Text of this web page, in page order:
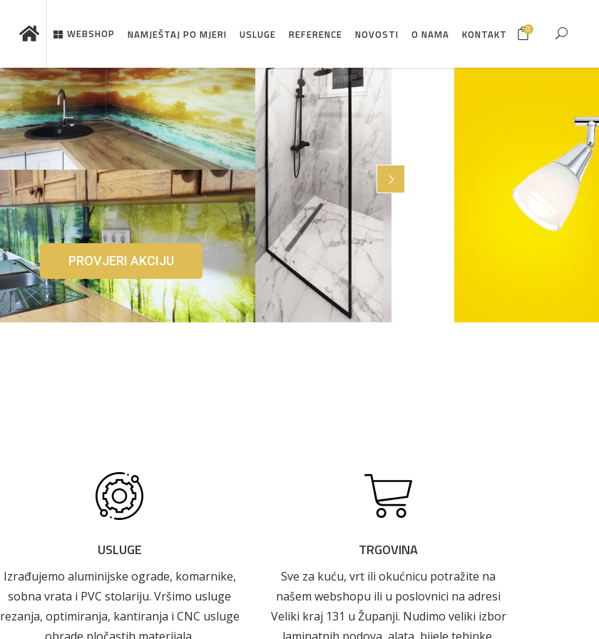
Vrt i okućnica
WEBSHOP NAMJEŠTAJ PO MJERI USLUGE REFERENCE NOVOSTI O NAMA KONTAKT 0
USLUGE
Izrađujemo aluminijske ograde, komarnike,
sobna vrata i PVC stolariju. Vršimo usluge
rezanja, optimiranja, kantiranja i CNC usluge
TRGOVINA
Sve za kuću, vrt ili okućnicu potražite na
našem webshopu ili u poslovnici na adresi
Veliki kraj 131 u Županji. Nudimo veliki izbor